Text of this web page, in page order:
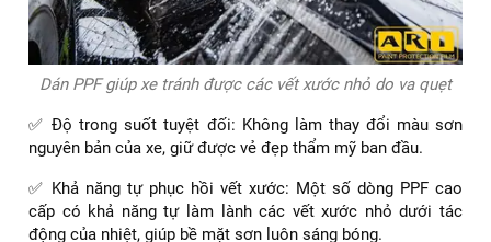
Dán PPF giúp xe tránh được các vết xước nhỏ do va quẹt
✅ Độ trong suốt tuyệt đối: Không làm thay đổi màu sơn
nguyên bản của xe, giữ được vẻ đẹp thẩm mỹ ban đầu.
✅ Khả năng tự phục hồi vết xước: Một số dòng PPF cao
cấp có khả năng tự làm lành các vết xước nhỏ dưới tác
động của nhiệt, giúp bề mặt sơn luôn sáng bóng.